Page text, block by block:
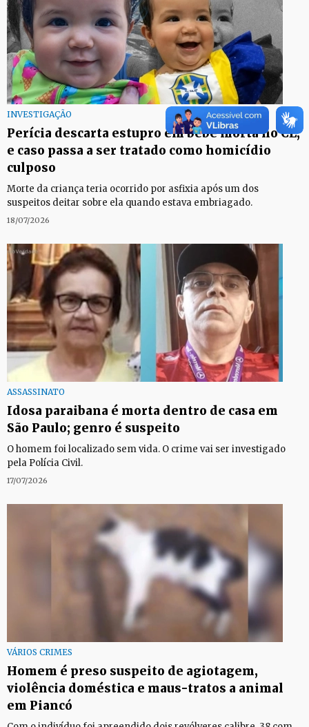
INVESTIGAÇÃO
Perícia descarta estupro em bebê morta no CE,
e caso passa a ser tratado como homicídio
culposo
Morte da criança teria ocorrido por asfixia após um dos
suspeitos deitar sobre ela quando estava embriagado.
18/07/2026
ASSASSINATO
Idosa paraibana é morta dentro de casa em
São Paulo; genro é suspeito
O homem foi localizado sem vida. O crime vai ser investigado
pela Polícia Civil.
17/07/2026
VÁRIOS CRIMES
Homem é preso suspeito de agiotagem,
violência doméstica e maus-tratos a animal
em Piancó